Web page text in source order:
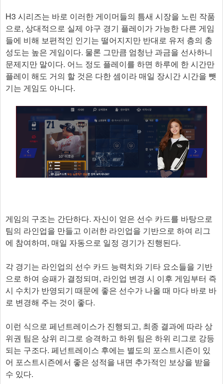
H3 시리즈는 바로 이러한 게이머들의 틈새 시장을 노린 작품
으로, 상대적으로 실제 야구 경기 플레이가 가능한 다른 게임
들에 비해 보편적인 인기는 떨어지지만 반대로 유저 층의 충
성도는 높은 게임이다. 물론 그만큼 엄청난 과금을 선사하니
문제지만 말이다. 어느 정도 플레이를 하면 하루에 한 시간만
플레이 해도 거의 할 것은 다한 셈이라 매일 장시간 시간을 뺏
기는 게임도 아니다.
게임의 구조는 간단하다. 자신이 얻은 선수 카드를 바탕으로
팀의 라인업을 만들고 이러한 라인업을 기반으로 하여 리그
에 참여하며, 매일 자동으로 일정 경기가 진행된다.
각 경기는 라인업의 선수 카드 능력치와 기타 요소들을 기반
으로 하여 승패가 결정되며, 라인업 변경 시 이후 게임부터 즉
시 수치가 반영되기 때문에 좋은 선수가 나올 때 마다 바로 바
로 변경해 주는 것이 좋다.
이런 식으로 페넌트레이스가 진행되고, 최종 결과에 따라 상
위권 팀은 상위 리그로 승격하고 하위 팀은 하위 리그로 강등
되는 구조다. 페넌트레이스 후에는 별도의 포스트시즌이 있
어 포스트시즌에서 좋은 성적을 내면 추가적인 보상을 받을
수 있다.